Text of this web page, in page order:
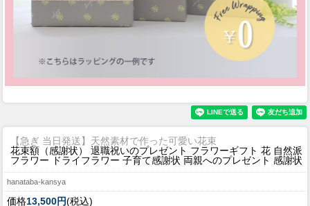
【急ぎ 当日発送】天然素材で作った可愛い花束
花束額（感謝状） 退職祝いのプレゼント フラワーギフト 花 自然派
フラワー ドライフラワー 子育て感謝状 両親へのプレゼント 感謝状
hanataba-kansya
価格13,500円(税込)